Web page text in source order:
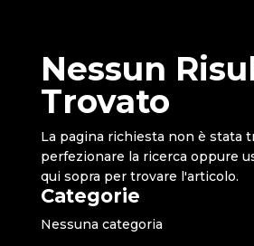
Nessun
Trovato
La pagina richiesta non è stata
perfezionare la ricerca oppure
qui sopra per trovare l'articolo.
Categorie
Nessuna categoria